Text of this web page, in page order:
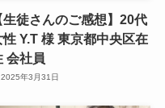
生徒さんのご感想】20代
性 Y.T 様 東京都中央区在
会社員
2025年3月31日